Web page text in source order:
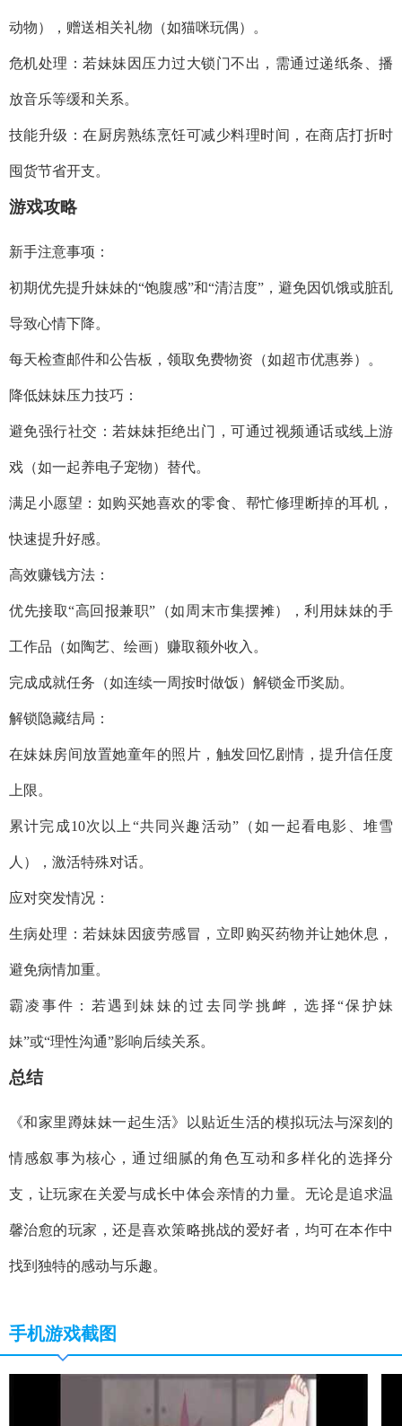
动物），赠送相关礼物（如猫咪玩偶）。
危机处理：若妹妹因压力过大锁门不出，需通过递纸条、播
放音乐等缓和关系。
技能升级：在厨房熟练烹饪可减少料理时间，在商店打折时
囤货节省开支。
游戏攻略
新手注意事项：
初期优先提升妹妹的“饱腹感”和“清洁度”，避免因饥饿或脏乱
导致心情下降。
每天检查邮件和公告板，领取免费物资（如超市优惠券）。
降低妹妹压力技巧：
避免强行社交：若妹妹拒绝出门，可通过视频通话或线上游
戏（如一起养电子宠物）替代。
满足小愿望：如购买她喜欢的零食、帮忙修理断掉的耳机，
快速提升好感。
高效赚钱方法：
优先接取“高回报兼职”（如周末市集摆摊），利用妹妹的手
工作品（如陶艺、绘画）赚取额外收入。
完成成就任务（如连续一周按时做饭）解锁金币奖励。
解锁隐藏结局：
在妹妹房间放置她童年的照片，触发回忆剧情，提升信任度
上限。
累计完成10次以上“共同兴趣活动”（如一起看电影、堆雪
人），激活特殊对话。
应对突发情况：
生病处理：若妹妹因疲劳感冒，立即购买药物并让她休息，
避免病情加重。
霸凌事件：若遇到妹妹的过去同学挑衅，选择“保护妹
妹”或“理性沟通”影响后续关系。
总结
《和家里蹲妹妹一起生活》以贴近生活的模拟玩法与深刻的
情感叙事为核心，通过细腻的角色互动和多样化的选择分
支，让玩家在关爱与成长中体会亲情的力量。无论是追求温
馨治愈的玩家，还是喜欢策略挑战的爱好者，均可在本作中
找到独特的感动与乐趣。
手机游戏截图